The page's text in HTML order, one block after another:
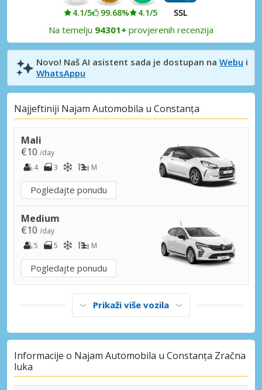
4.1/5 99.68% 4.1/5 SSL
Na temelju 94301+ provjerenih recenzija
Novo! Naš AI asistent sada je dostupan na Webu i
WhatsAppu
Najjeftiniji Najam Automobila u Constanța
Mali
€10 /day
4
3 M
Pogledajte ponudu
Medium
€10 /day
5
5 M
Pogledajte ponudu
Prikaži više vozila
Informacije o Najam Automobila u Constanța Zračna
luka